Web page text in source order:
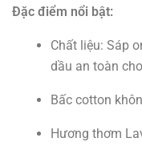
Đặc điểm nổi bật:
Chất liệu: Sáp
dầu an toàn
Bấc cotton
Hương thơm